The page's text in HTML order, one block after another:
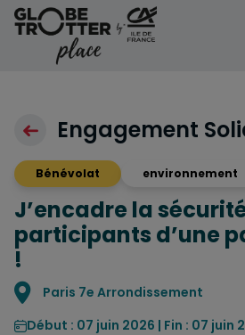
Aller au contenu
Engagement
Bénévolat environnement
J’encadre la
participants d’une
!
Localisation
Paris 7e Arrondissement
Début : 07 juin 2026 | Fin : 07 juin